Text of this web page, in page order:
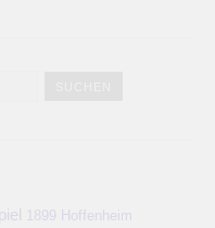
1899 Hoffenheim